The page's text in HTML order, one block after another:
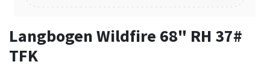
Langbogen Wildfire 68" RH 37#
TFK